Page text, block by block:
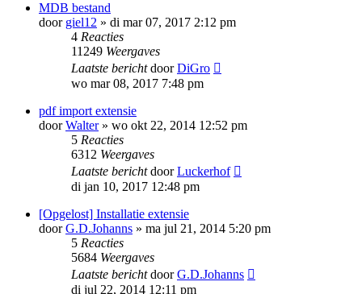
MDB bestand
door giel12 » di mar 07, 2017 2:12 pm
4 Reacties
11249 Weergaves
Laatste berichtdoorDiGro
wo mar 08, 2017 7:48 pm
pdf import extensie
doorWalter» wo okt 22, 2014 12:52 pm
5 Reacties
6312 Weergaves
Laatste berichtdoorLuckerhof
di jan 10, 2017 12:48 pm
[Opgelost] Installatie extensie
doorG.D.Johanns » ma jul 21, 2014 5:20 pm
5 Reacties
5684 Weergaves
Laatste berichtdoorG.D.Johanns
di jul 22, 2014 12:11 pm